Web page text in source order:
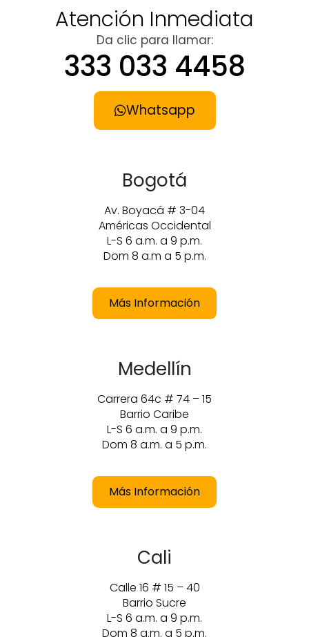
Atención Inmediata
Da clic para llamar:
333 033 4458
Whatsapp
Bogotá
Av. Boyacá # 3-04
Américas Occidental
L-S 6 a.m. a 9 p.m.
Dom 8 a.m a 5 p.m.
Más Información
Medellín
Carrera 64c # 74 – 15
Barrio Caribe
L-S 6 a.m. a 9 p.m.
Dom 8 a.m. a 5 p.m.
Más Información
Cali
Calle 16 # 15 – 40
Barrio Sucre
L-S 6 a.m. a 9 p.m.
Dom 8 a.m. a 5 p.m.